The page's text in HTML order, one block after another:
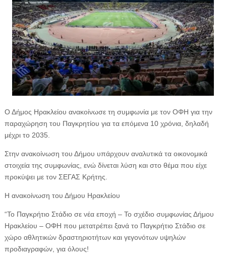
Ο Δήμος Ηρακλείου ανακοίνωσε τη συμφωνία με τον ΟΦΗ για την
παραχώρηση του Παγκρητίου για τα επόμενα 10 χρόνια, δηλαδή
μέχρι το 2035.
Στην ανακοίνωση του Δήμου υπάρχουν αναλυτικά τα οικονομικά
στοιχεία της συμφωνίας, ενώ δίνεται λύση και στο θέμα που είχε
προκύψει με τον ΣΕΓΑΣ Κρήτης.
Η ανακοίνωση του Δήμου Ηρακλείου
“Το Παγκρήτιο Στάδιο σε νέα εποχή – Το σχέδιο συμφωνίας Δήμου
Ηρακλείου – ΟΦΗ που μετατρέπει ξανά το Παγκρήτιο Στάδιο σε
χώρο αθλητικών δραστηριοτήτων και γεγονότων υψηλών
προδιαγραφών, για όλους!